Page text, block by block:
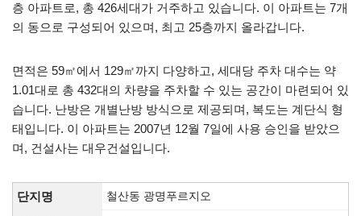
층 아파트로, 총 426세대가 거주하고 있습니다. 이 아파트는 7개
의 동으로 구성되어 있으며, 최고 25층까지 올라갑니다.
면적은 59㎡에서 129㎡까지 다양하고, 세대당 주차 대수는 약
1.01대로 총 432대의 차량을 주차할 수 있는 공간이 마련되어 있
습니다. 난방은 개별난방 방식으로 제공되며, 복도는 계단식 형
태입니다. 이 아파트는 2007년 12월 7일에 사용 승인을 받았으
며, 건설사는 대우건설입니다.
단지명 철산동 광명푸르지오